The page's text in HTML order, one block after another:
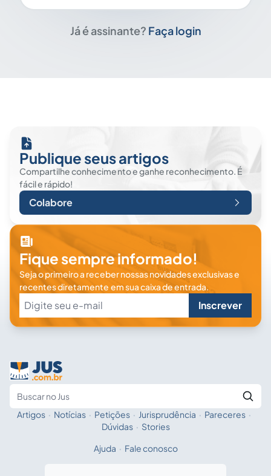
Já é assinante? Faça login
Publique seus artigos
Compartilhe conhecimento e ganhe reconhecimento. É
fácil e rápido!
Colabore
Fique sempre informado!
Seja o primeiro a receber nossas novidades exclusivas e
recentes diretamente em sua caixa de entrada.
Inscrever
Fale com a IA
Artigos · Notícias · Petições · Jurisprudência · Pareceres ·
Dúvidas · Stories
Ajuda · Fale conosco